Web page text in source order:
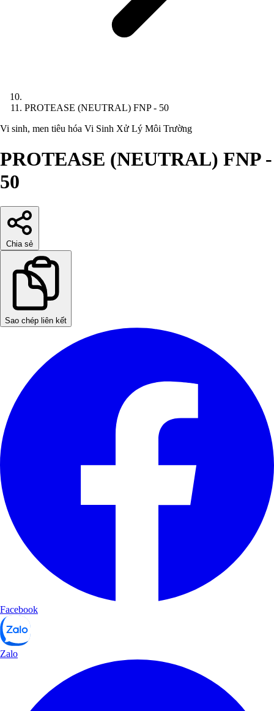
PROTEASE (NEUTRAL) FNP - 50
Vi sinh, men tiêu hóa Vi Sinh Xử Lý Môi Trường
PROTEASE (NEUTRAL) FNP -
50
Chia sẻ
Sao chép liên kết
Facebook
Zalo